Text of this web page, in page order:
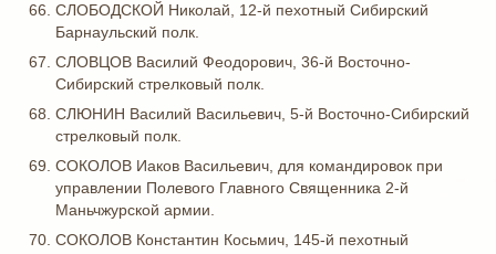
СЛОБОДСКОЙ Николай, 12-й пехотный Сибирский
Барнаульский полк.
СЛОВЦОВ Василий Феодорович, 36-й Восточно-
Сибирский стрелковый полк.
СЛЮНИН Василий Васильевич, 5-й Восточно-Сибирский
стрелковый полк.
СОКОЛОВ Иаков Васильевич, для командировок при
управлении Полевого Главного Священника 2-й
Маньчжурской армии.
СОКОЛОВ Константин Косьмич, 145-й пехотный